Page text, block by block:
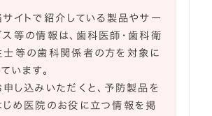
サイトで紹介している製品やサー
ス等の情報は、歯科医師・歯科衛
士等の歯科関係者の方を対象に
ています。
申し込みいただくと、予防製品を
じめ医院のお役に立つ情報を掲